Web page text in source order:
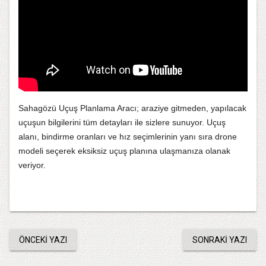
Sahagözü Uçuş Planlama Aracı; araziye gitmeden, yapılacak
uçuşun bilgilerini tüm detayları ile sizlere sunuyor. Uçuş
alanı, bindirme oranları ve hız seçimlerinin yanı sıra drone
modeli seçerek eksiksiz uçuş planına ulaşmanıza olanak
veriyor.
ÖNCEKI YAZI SONRAKI YAZI